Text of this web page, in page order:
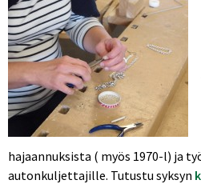
hajaannuksista ( myös 1970-l) ja
autonkuljettajille. Tutustu syksyn